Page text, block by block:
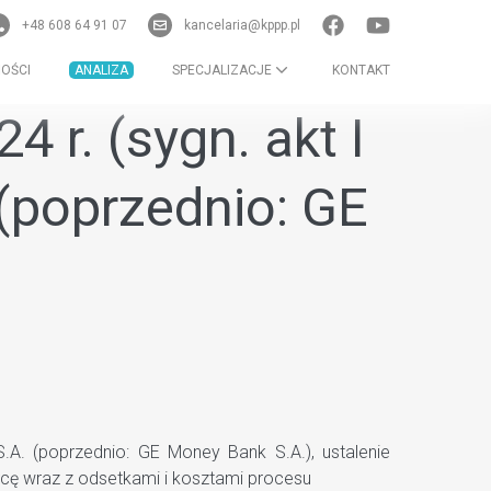
+48 608 64 91 07 kancelaria@kppp.pl
ANALIZA SPECJALIZACJE KONTAKT
r. (sygn. akt I
GE
(poprzednio: GE Money Bank S.A.), ustalenie
wraz z odsetkami i kosztami procesu